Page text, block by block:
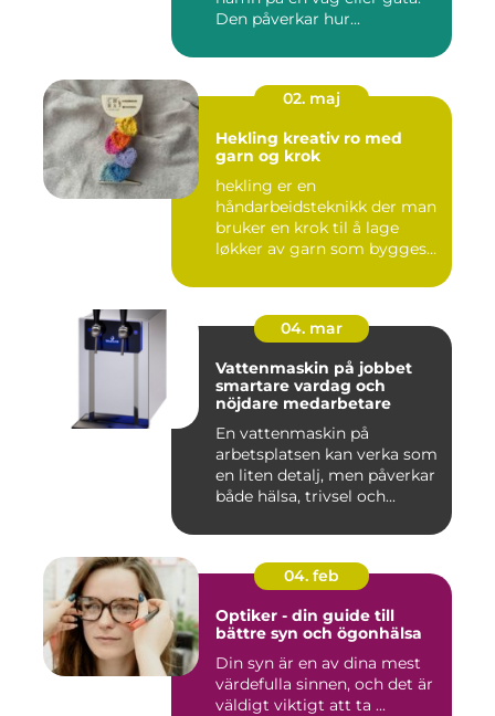
Den påverkar hur...
02. maj
Hekling kreativ ro med
garn og krok
hekling er en
håndarbeidsteknikk der man
bruker en krok til å lage
løkker av garn som bygges
04. mar
Vattenmaskin på jobbet
smartare vardag och
nöjdare medarbetare
En vattenmaskin på
arbetsplatsen kan verka som
en liten detalj, men påverkar
både hälsa, trivsel och...
04. feb
Optiker - din guide till
bättre syn och ögonhälsa
Din syn är en av dina mest
värdefulla sinnen, och det är
väldigt viktigt att ta ...